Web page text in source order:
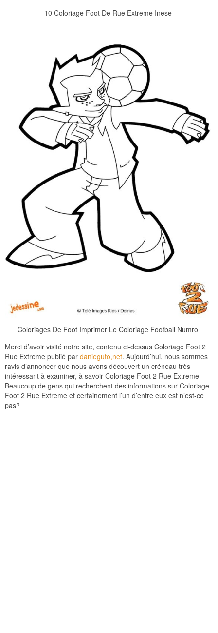
10 Coloriage Foot De Rue Extreme Inese
Coloriages De Foot Imprimer Le Coloriage Football Numro
Merci d’avoir visité notre site, contenu ci-dessus Coloriage Foot 2
Rue Extreme publié par danieguto,net. Aujourd’hui, nous sommes
ravis d’annoncer que nous avons découvert un créneau très
intéressant à examiner, à savoir Coloriage Foot 2 Rue Extreme
Beaucoup de gens qui recherchent des informations sur Coloriage
Foot 2 Rue Extreme et certainement l’un d’entre eux est n’est-ce
pas?